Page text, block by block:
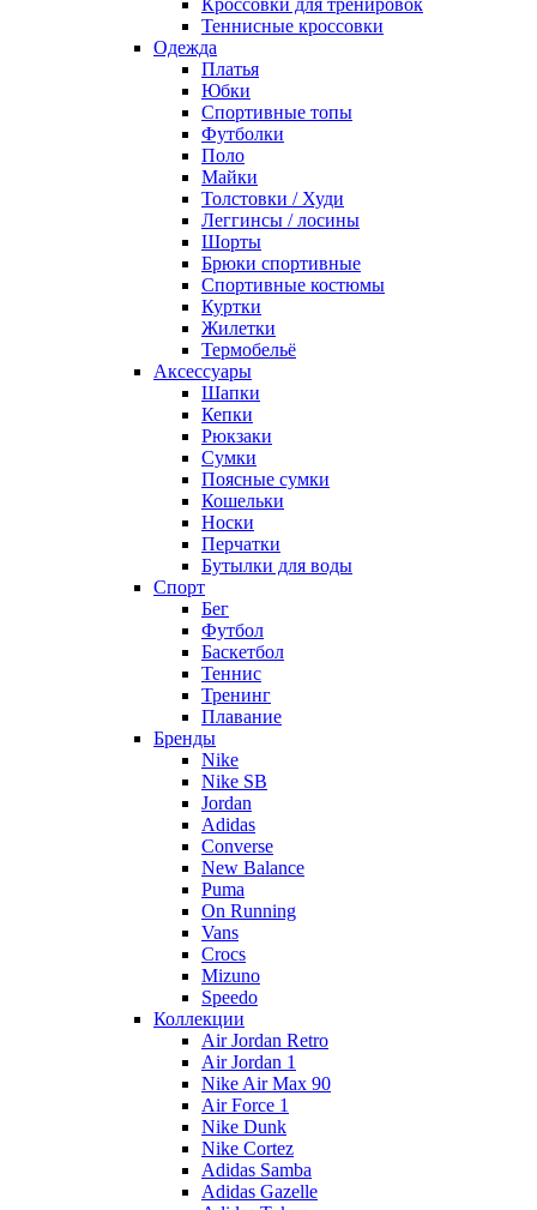
Теннисные кроссовки
Одежда
Платья
Юбки
Спортивные топы
Футболки
Поло
Майки
Толстовки / Худи
Леггинсы / лосины
Шорты
Брюки спортивные
Спортивные костюмы
Куртки
Жилетки
Термобельё
Аксессуары
Шапки
Кепки
Рюкзаки
Сумки
Поясные сумки
Кошельки
Носки
Перчатки
Бутылки для воды
Спорт
Бег
Футбол
Баскетбол
Теннис
Тренинг
Плавание
Бренды
Nike
Nike SB
Jordan
Adidas
Converse
New Balance
Puma
On Running
Vans
Crocs
Mizuno
Speedo
Коллекции
Air Jordan Retro
Air Jordan 1
Nike Air Max 90
Air Force 1
Nike Dunk
Nike Cortez
Adidas Samba
Adidas Gazelle